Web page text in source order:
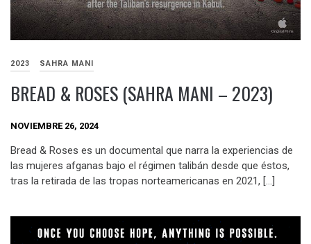
2023 SAHRA MANI
BREAD & ROSES (SAHRA MANI – 2023)
NOVIEMBRE 26, 2024
Bread & Roses es un documental que narra la experiencias de
las mujeres afganas bajo el régimen talibán desde que éstos,
tras la retirada de las tropas norteamericanas en 2021, […]